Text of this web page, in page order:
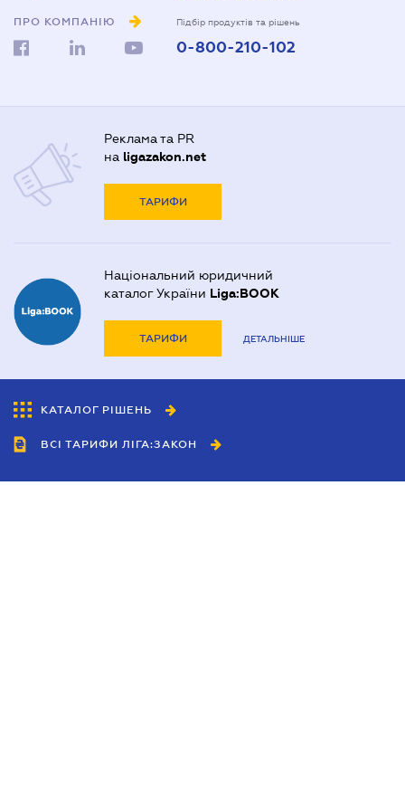
ПРО КОМПАНІЮ Підбір продуктів та рішень
0-800-210-102
Реклама та PR
на ligazakon.net
ТАРИФИ
Національний юридичний
каталог України Liga:BOOK
ТАРИФИ ДЕТАЛЬНІШЕ
КАТАЛОГ РІШЕНЬ
ВСІ ТАРИФИ ЛІГА:ЗАКОН